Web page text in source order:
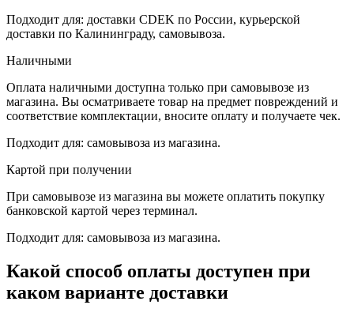
Подходит для: доставки CDEK по России, курьерской
доставки по Калининграду, самовывоза.
Наличными
Оплата наличными доступна только при самовывозе из
магазина. Вы осматриваете товар на предмет повреждений и
соответствие комплектации, вносите оплату и получаете чек.
Подходит для: самовывоза из магазина.
Картой при получении
При самовывозе из магазина вы можете оплатить покупку
банковской картой через терминал.
Подходит для: самовывоза из магазина.
Какой способ оплаты доступен при
каком варианте доставки